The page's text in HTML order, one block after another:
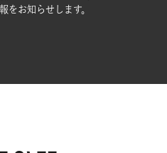
をお知らせします。